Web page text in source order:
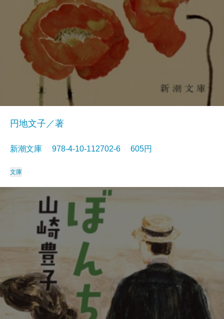
円地文子／著
新潮文庫 978-4-10-112702-6 605円
文庫